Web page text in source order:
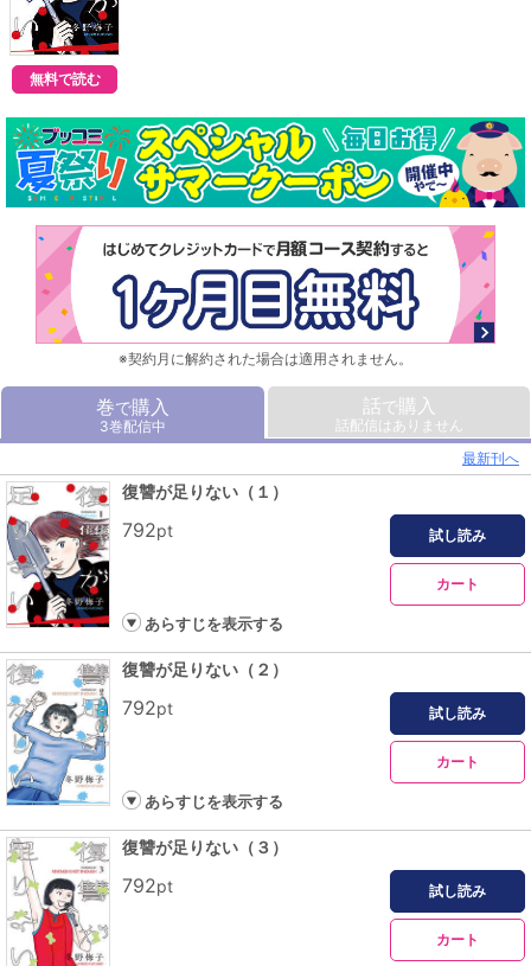
無料で読む
※契約月に解約された場合は適用されません。
巻で購入
3巻配信中
話で購入
話配信はありません
最新刊へ
復讐が足りない（１）
792pt 試し読み
カート
あらすじを表示する
復讐が足りない（２）
792pt 試し読み
カート
あらすじを表示する
復讐が足りない（３）
792pt 試し読み
カート